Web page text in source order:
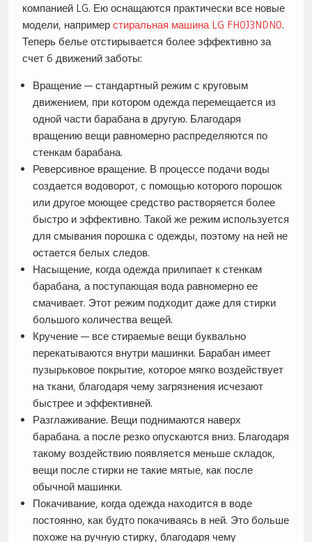
компанией LG. Ею оснащаются практически все новые
модели, например стиральная машина LG FH0J3NDN0.
Теперь белье отстирывается более эффективно за
счет 6 движений заботы:
Вращение — стандартный режим с круговым
движением, при котором одежда перемещается из
одной части барабана в другую. Благодаря
вращению вещи равномерно распределяются по
стенкам барабана.
Реверсивное вращение. В процессе подачи воды
создается водоворот, с помощью которого порошок
или другое моющее средство растворяется более
быстро и эффективно. Такой же режим используется
для смывания порошка с одежды, поэтому на ней не
остается белых следов.
Насыщение, когда одежда прилипает к стенкам
барабана, а поступающая вода равномерно ее
смачивает. Этот режим подходит даже для стирки
большого количества вещей.
Кручение — все стираемые вещи буквально
перекатываются внутри машинки. Барабан имеет
пузырьковое покрытие, которое мягко воздействует
на ткани, благодаря чему загрязнения исчезают
быстрее и эффективней.
Разглаживание. Вещи поднимаются наверх
барабана. а после резко опускаются вниз. Благодаря
такому воздействию появляется меньше складок,
вещи после стирки не такие мятые, как после
обычной машинки.
Покачивание, когда одежда находится в воде
постоянно, как будто покачиваясь в ней. Это больше
похоже на ручную стирку, благодаря чему